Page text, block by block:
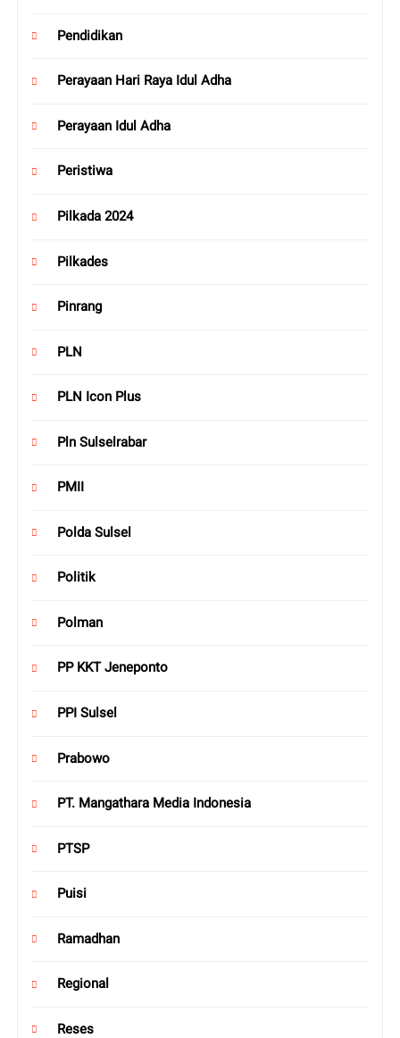
Pendidikan
Perayaan Hari Raya Idul Adha
Perayaan Idul Adha
Peristiwa
Pilkada 2024
Pilkades
Pinrang
PLN
PLN Icon Plus
Pln Sulselrabar
PMII
Polda Sulsel
Politik
Polman
PP KKT Jeneponto
PPI Sulsel
Prabowo
PT. Mangathara Media Indonesia
PTSP
Puisi
Ramadhan
Regional
Reses